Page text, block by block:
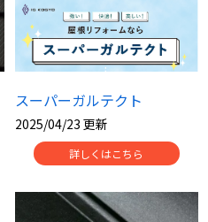
スーパーガルテクト
2025/04/23 更新
詳しくはこちら